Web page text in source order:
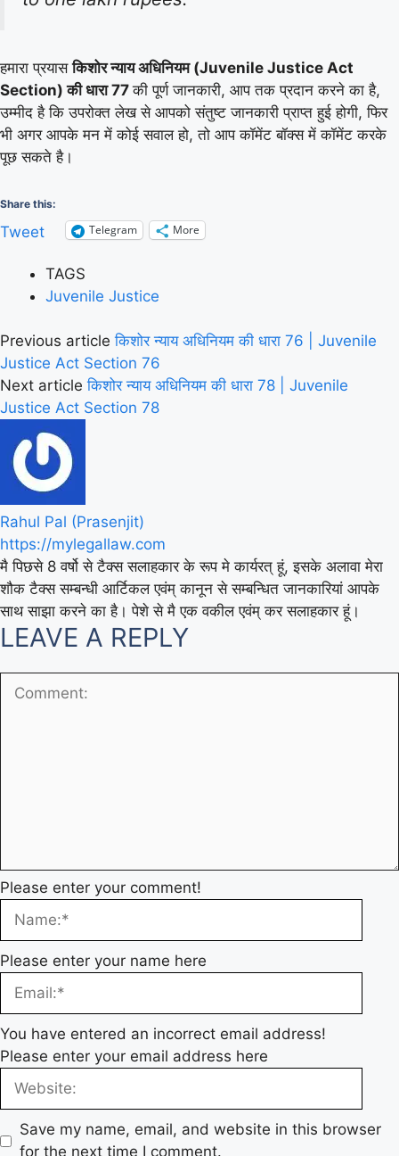
हमारा प्रयासकिशोर न्याय अधिनियम (Juvenile Justice Act
Section) की धारा 77की पूर्ण जानकारी, आप तक प्रदान करने का है,
उम्मीद है कि उपरोक्त लेख से आपको संतुष्ट जानकारी प्राप्त हुई होगी, फिर
भी अगर आपके मन में कोई सवाल हो, तो आप कॉमेंट बॉक्स में कॉमेंट करके
पूछ सकते है।
Share this:
Tweet Telegram More
TAGS
Juvenile Justice
Previous article किशोर न्याय अधिनियम की धारा 76 | Juvenile
Justice Act Section 76
Next article किशोर न्याय अधिनियम की धारा 78 | Juvenile
Justice Act Section 78
Rahul Pal (Prasenjit)
https://mylegallaw.com
मै पिछसे 8 वर्षो से टैक्स सलाहकार के रूप मे कार्यरत् हूं, इसके अलावा मेरा
शौक टैक्स सम्बन्धी आर्टिकल एवंम् कानून से सम्बन्धित जानकारियां आपके
साथ साझा करने का है। पेशे से मै एक वकील एवंम् कर सलाहकार हूं।
LEAVE A REPLY
Please enter your comment!
Please enter your name here
You have entered an incorrect email address!
Please enter your email address here
Save my name, email, and website in this browser
for the next time I comment.